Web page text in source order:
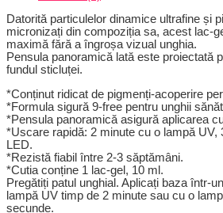
Datorită particulelor dinamice ultrafine și
micronizați din compoziția sa, acest lac-
maximă fără a îngroșa vizual unghia.
Pensula panoramică lată este proiectată
fundul sticluței.
*Conținut ridicat de pigmenți-acoperire
*Formula sigură 9-free pentru unghii
*Pensula panoramică asigură aplicarea
*Uscare rapidă: 2 minute cu o lampă UV,
LED.
*Rezistă fiabil între 2-3 săptămâni.
*Cutia conține 1 lac-gel, 10 ml.
Pregătiți patul unghial. Aplicați baza într-
lampă UV timp de 2 minute sau cu o
secunde.